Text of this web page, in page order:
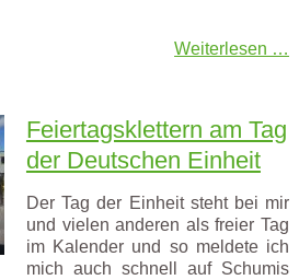
Weiterlesen …
Feiertagsklettern am Tag
der Deutschen Einheit
Der Tag der Einheit steht bei mir
und vielen anderen als freier Tag
im Kalender und so meldete ich
mich auch schnell auf Schumis